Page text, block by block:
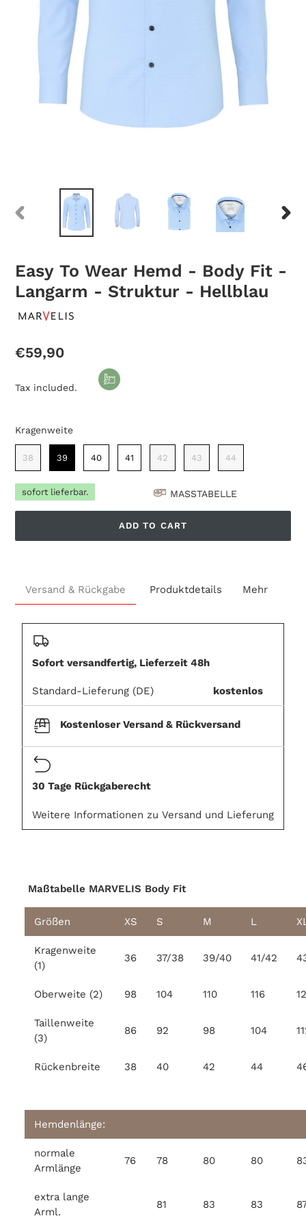
Easy To Wear Hemd - Body Fit -
Langarm - Struktur - Hellblau
Regular
€59,90
Tax included.
Kragenweite
Kragenweite
38 39 40 41 42 43 44
sofort lieferbar. MASSTABELLE
ADD TO CART
product
cart
Versand & Rückgabe Produktdetails Mehr
Sofort versandfertig, Lieferzeit 48h
Standard-Lieferung (DE) kostenlos
Kostenloser Versand & Rückversand
30 Tage Rückgaberecht
Weitere Informationen zu Versand und Lieferung
Maßtabelle MARVELIS Body Fit
Größen XS S M L
Kragenweite
(1)
36 37/38 39/40 41/42
Oberweite (2) 98 104 110 116
Taillenweite
(3)
86 92 98 104
Rückenbreite 38 40 42 44
Hemdenlänge:
normale
Armlänge
76 78 80 80
extra lange
Arml.
81 83 83